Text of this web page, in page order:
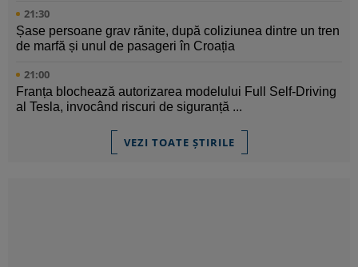
21:30
Șase persoane grav rănite, după coliziunea dintre un tren
de marfă și unul de pasageri în Croația
21:00
Franța blochează autorizarea modelului Full Self-Driving
al Tesla, invocând riscuri de siguranță ...
VEZI TOATE ȘTIRILE